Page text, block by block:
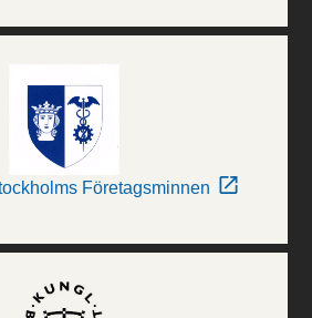
Företagsminnen